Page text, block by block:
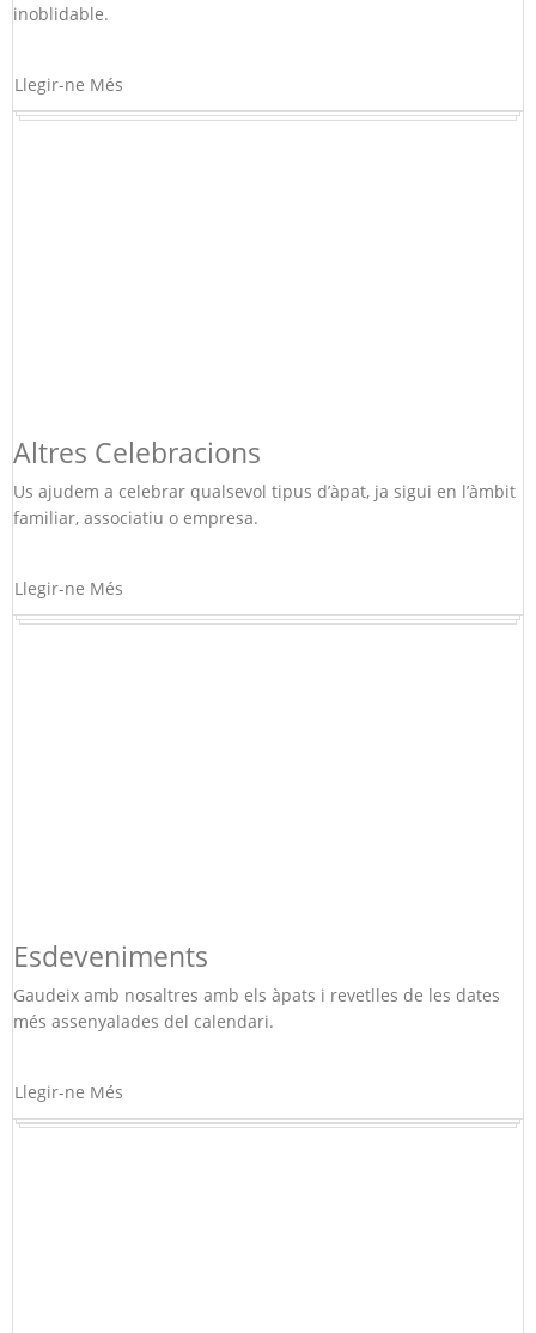
inoblidable.
Llegir-ne Més
Altres Celebracions
Us ajudem a celebrar qualsevol tipus d’àpat, ja sigui en l’àmbit
familiar, associatiu o empresa.
Llegir-ne Més
Esdeveniments
Gaudeix amb nosaltres amb els àpats i revetlles de les dates
més assenyalades del calendari.
Llegir-ne Més